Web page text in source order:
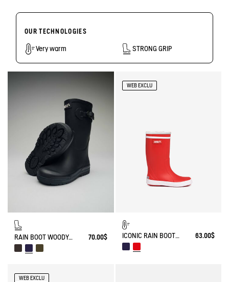
OUR TECHNOLOGIES
Very warm STRONG GRIP
RAIN BOOT WOODY-POP 70.00$
WEB EXCLU
ICONIC RAIN BOOT LOLLY POP FUR-LINED 63.00$
WEB EXCLU